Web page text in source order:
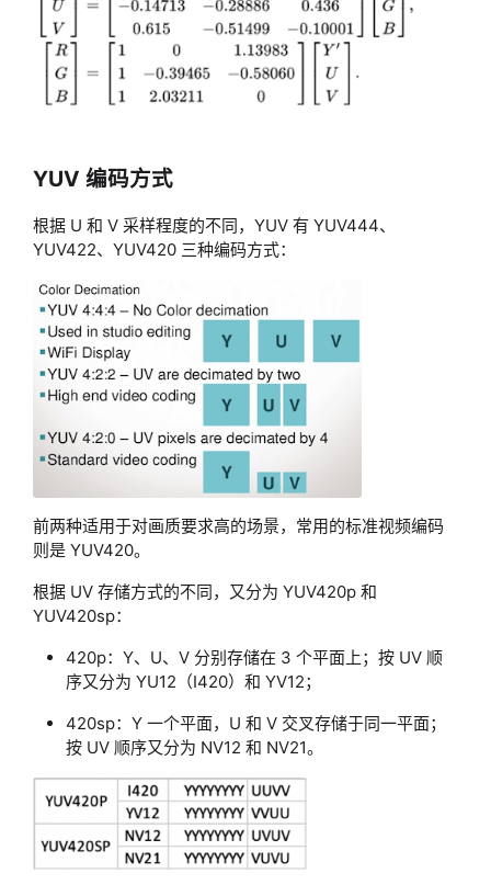
YUV 编码方式
根据 U 和 V 采样程度的不同，YUV 有 YUV444、
YUV422、YUV420 三种编码方式：
前两种适用于对画质要求高的场景，常用的标准视频编码
则是 YUV420。
根据 UV 存储方式的不同，又分为 YUV420p 和
YUV420sp：
420p：Y、U、V 分别存储在 3 个平面上；按 UV 顺
序又分为 YU12（I420）和 YV12；
420sp：Y 一个平面，U 和 V 交叉存储于同一平面；
按 UV 顺序又分为 NV12 和 NV21。